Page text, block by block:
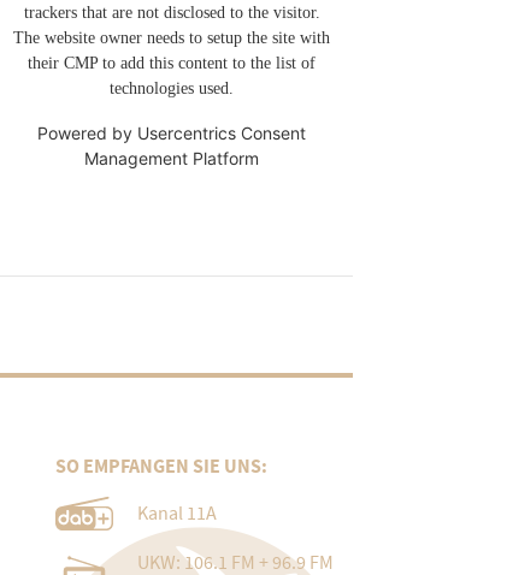
trackers that are not disclosed to the visitor.
The website owner needs to setup the site with
their CMP to add this content to the list of
technologies used.
Powered by Usercentrics Consent
Management Platform
SO EMPFANGEN SIE UNS:
Kanal 11A
UKW: 106.1 FM + 96.9 FM